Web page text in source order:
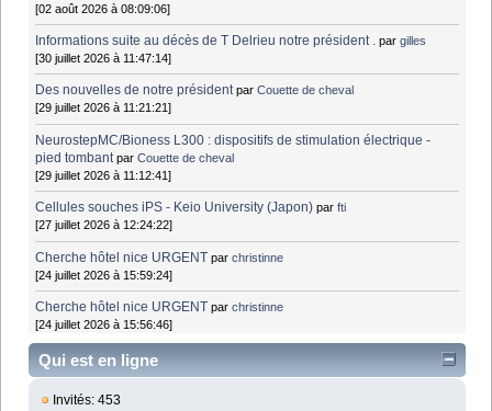
[02 août 2026 à 08:09:06]
Informations suite au décès de T Delrieu notre président . pargilles
[30 juillet 2026 à 11:47:14]
Des nouvelles de notre président parCouette de cheval
[29 juillet 2026 à 11:21:21]
NeurostepMC/Bioness L300 : dispositifs de stimulation électrique -
pied tombant parCouette de cheval
[29 juillet 2026 à 11:12:41]
Cellules souches iPS - Keio University (Japon) parfti
[27 juillet 2026 à 12:24:22]
Cherche hôtel nice URGENT parchristinne
[24 juillet 2026 à 15:59:24]
Cherche hôtel nice URGENT parchristinne
[24 juillet 2026 à 15:56:46]
Qui est en ligne
Invités: 453